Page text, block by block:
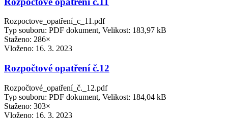
Rozpoctove_opatření_c_11.pdf
Typ souboru: PDF dokument, Velikost: 183,97 kB
Staženo: 286×
Vloženo: 16. 3. 2023
Rozpočtové opatření č.12
Rozpočtové_opatření_č._12.pdf
Typ souboru: PDF dokument, Velikost: 184,04 kB
Staženo: 303×
Vloženo: 16. 3. 2023